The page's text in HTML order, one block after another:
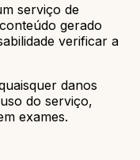
serviço de
gerado
verificar a
danos
do serviço,
exames.